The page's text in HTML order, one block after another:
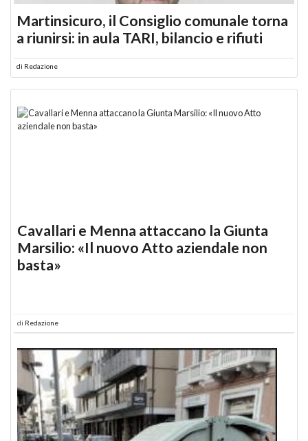
Martinsicuro, il Consiglio comunale torna
a riunirsi: in aula TARI, bilancio e rifiuti
di Redazione
Cavallari e Menna attaccano la Giunta
Marsilio: «Il nuovo Atto aziendale non
basta»
di Redazione